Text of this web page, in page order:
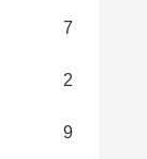
7
2
9